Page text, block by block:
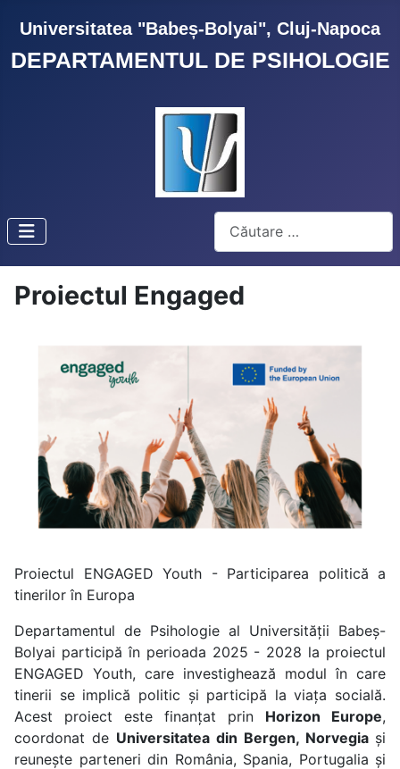
Universitatea "Babeș-Bolyai", Cluj-Napoca
DEPARTAMENTUL DE PSIHOLOGIE
Cautare
Proiectul Engaged
Proiectul ENGAGED Youth - Participarea politică a
tinerilor în Europa
Departamentul de Psihologie al Universității Babeș-
Bolyai participă în perioada 2025 - 2028 la proiectul
ENGAGED Youth, care investighează modul în care
tinerii se implică politic și participă la viața socială.
Acest proiect este finanțat prin Horizon Europe,
coordonat de Universitatea din Bergen, Norvegia și
reunește parteneri din România, Spania, Portugalia și